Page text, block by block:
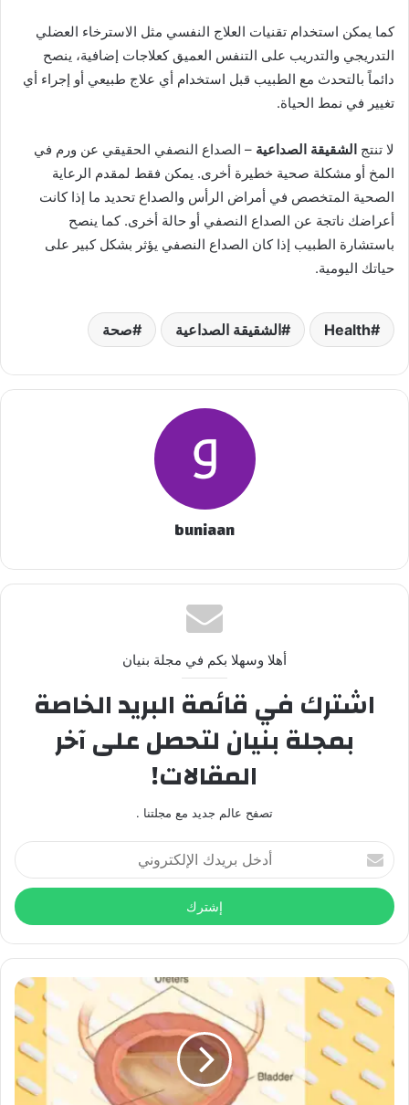
كما يمكن استخدام تقنيات العلاج النفسي مثل الاسترخاء العضلي
التدريجي والتدريب على التنفس العميق كعلاجات إضافية، ينصح
دائماً بالتحدث مع الطبيب قبل استخدام أي علاج طبيعي أو إجراء أي
تغيير في نمط الحياة.
لا تنتج الشقيقة الصداعية – الصداع النصفي الحقيقي عن ورم في
المخ أو مشكلة صحية خطيرة أخرى. يمكن فقط لمقدم الرعاية
الصحية المتخصص في أمراض الرأس والصداع تحديد ما إذا كانت
أعراضك ناتجة عن الصداع النصفي أو حالة أخرى. كما ينصح
باستشارة الطبيب إذا كان الصداع النصفي يؤثر بشكل كبير على
حياتك اليومية.
Health الشقيقة الصداعية صحة
buniaan
أهلا وسهلا بكم في مجلة بنيان
اشترك في قائمة البريد الخاصة
بمجلة بنيان لتحصل على آخر
المقالات!
تصفح عالم جديد مع مجلتنا .
أدخل
بريدك
الإلكتروني